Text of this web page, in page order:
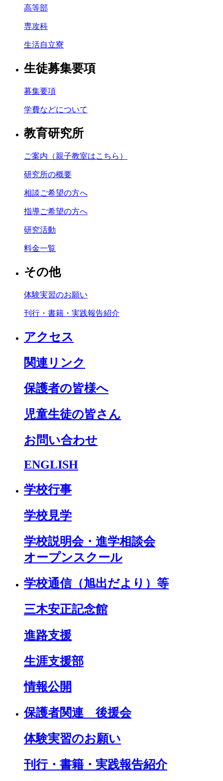
高等部
専攻科
生活自立寮
生徒募集要項
募集要項
学費などについて
教育研究所
ご案内（親子教室はこちら）
研究所の概要
相談ご希望の方へ
指導ご希望の方へ
研究活動
料金一覧
その他
体験実習のお願い
刊行・書籍・実践報告紹介
アクセス
関連リンク
保護者の皆様へ
児童生徒の皆さん
お問い合わせ
ENGLISH
学校行事
学校見学
学校説明会・進学相談会
オープンスクール
学校通信（旭出だより）等
三木安正記念館
進路支援
生涯支援部
情報公開
保護者関連 後援会
体験実習のお願い
刊行・書籍・実践報告紹介